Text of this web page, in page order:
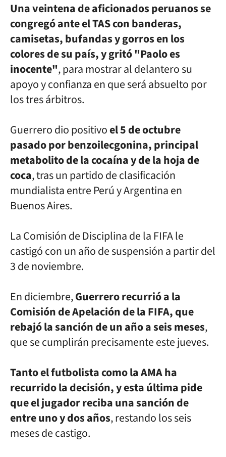
Una veintena de aficionados peruanos se
congregó ante el TAS con banderas,
camisetas, bufandas y gorros en los
colores de su país, y gritó"Paolo es
inocente", para mostrar al delantero su
apoyo y confianza enque será absuelto por
los tres árbitros.
Guerrero dio positivoel 5 de octubre
pasado por benzoilecgonina,principal
metabolito de la cocaína y de la hoja de
coca, tras un partidode clasificación
mundialista entre Perú y Argentina en
Buenos Aires.
La Comisión de Disciplina de la FIFA le
castigó con un año de suspensióna partir del
3 de noviembre.
En diciembre,Guerrero recurrió a la
Comisión de Apelación de laFIFA, que
rebajó la sanción de un año a seis meses,
que se cumpliránprecisamente este jueves.
Tanto el futbolista como la AMA ha
recurrido la decisión, y estaúltima pide
que el jugador reciba una sanción de
entre uno y dos años,restando los seis
meses de castigo.